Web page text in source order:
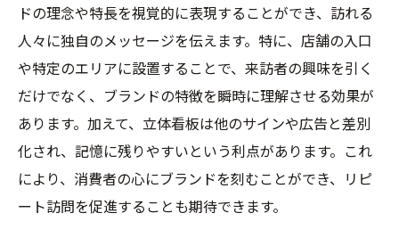
ドの理念や特長を視覚的に表現することができ、訪れる
人々に独自のメッセージを伝えます。特に、店舗の入口
や特定のエリアに設置することで、来訪者の興味を引く
だけでなく、ブランドの特徴を瞬時に理解させる効果が
あります。加えて、立体看板は他のサインや広告と差別
化され、記憶に残りやすいという利点があります。これ
により、消費者の心にブランドを刻むことができ、リピ
ート訪問を促進することも期待できます。